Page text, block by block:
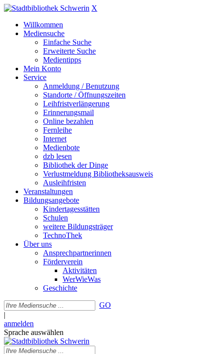
X
Willkommen
Mediensuche
Einfache Suche
Erweiterte Suche
Medientipps
Mein Konto
Service
Anmeldung / Benutzung
Standorte / Öffnungszeiten
Leihfristverlängerung
Erinnerungsmail
Online bezahlen
Fernleihe
Internet
Medienbote
dzb lesen
Bibliothek der Dinge
Verlustmeldung Bibliotheksausweis
Ausleihfristen
Veranstaltungen
Bildungsangebote
Kindertagesstätten
Schulen
weitere Bildungsträger
TechnoThek
Über uns
Ansprechpartnerinnen
Förderverein
Aktivitäten
WerWieWas
Geschichte
GO
|
anmelden
Sprache auswählen